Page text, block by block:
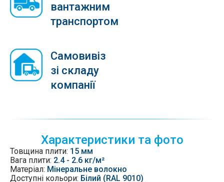
вантажним
транспортом
Самовивіз
зі складу
компанії
Характеристики та фото
Товщина плити: 15 мм
Вага плити: 2.4 - 2.6 кг/м²
Матеріал: Мінеральне волокно
Доступні кольори: Білий (RAL 9010)